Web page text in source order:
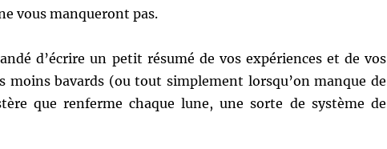
vous manqueront pas.
d’écrire un petit résumé de vos expériences et de vos
bavards (ou tout simplement lorsqu’on manque de
que renferme chaque lune, une sorte de système de